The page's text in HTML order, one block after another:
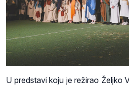
U predstavi koju je režirao Željko